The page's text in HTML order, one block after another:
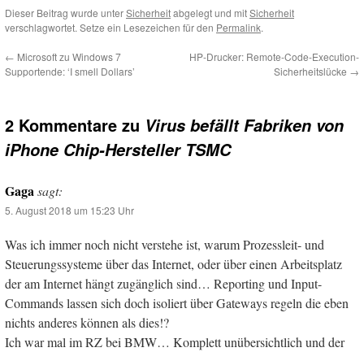
Dieser Beitrag wurde unterSicherheitabgelegt und mitSicherheit
verschlagwortet. Setze ein Lesezeichen für den Permalink.
← Microsoft zu Windows 7
Supportende: ‘I smell Dollars’
HP-Drucker: Remote-Code-Execution-
Sicherheitslücke →
2 Kommentare zu Virus befällt Fabriken von
iPhone Chip-Hersteller TSMC
Gagasagt:
5. August 2018 um 15:23 Uhr
Was ich immer noch nicht verstehe ist, warum Prozessleit- und
Steuerungssysteme über das Internet, oder über einen Arbeitsplatz
der am Internet hängt zugänglich sind… Reporting und Input-
Commands lassen sich doch isoliert über Gateways regeln die eben
nichts anderes können als dies!?
Ich war mal im RZ bei BMW… Komplett unübersichtlich und der